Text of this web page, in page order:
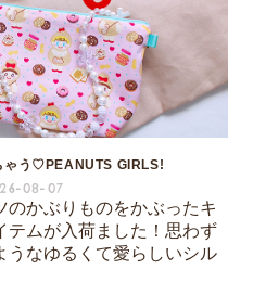
ゃう♡PEANUTS GIRLS!
08-07
のかぶりものをかぶったキ
テムが入荷ました！思わず
うなゆるくて愛らしいシル